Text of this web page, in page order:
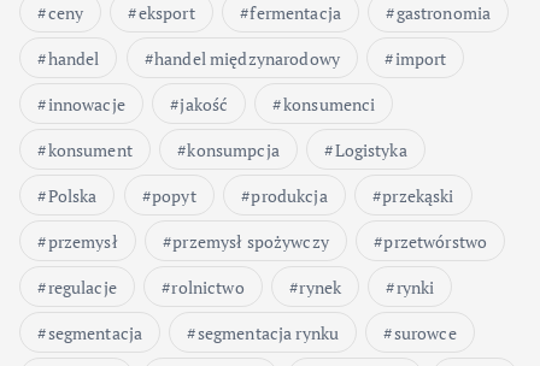
ceny
eksport fermentacja
gastronomia
handel
handel międzynarodowy
import
innowacje
jakość
konsumenci
konsument
konsumpcja
Logistyka
Polska
popyt produkcja
przekąski
przemysł
przemysł spożywczy
przetwórstwo
regulacje
rolnictwo rynek
rynki
segmentacja
segmentacja rynku
surowce